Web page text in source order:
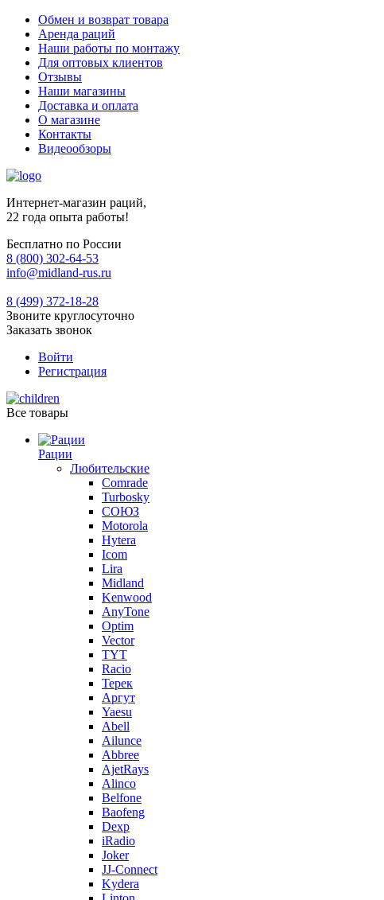
Обмен и возврат товара
Аренда раций
Наши работы по монтажу
Для оптовых клиентов
Отзывы
Наши магазины
Доставка и оплата
О магазине
Контакты
Видеообзоры
Интернет-магазин раций,
22 года опыта работы!
Бесплатно по России
8 (800) 302-64-53
info@midland-rus.ru
8 (499) 372-18-28
Звоните круглосуточно
Заказать звонок
Войти
Регистрация
Все товары
Рации
Любительские
Comrade
Turbosky
СОЮЗ
Motorola
Hytera
Icom
Lira
Midland
Kenwood
AnyTone
Optim
Vector
TYT
Racio
Терек
Аргут
Yaesu
Abell
Ailunce
Abbree
AjetRays
Alinco
Belfone
Baofeng
Dexp
iRadio
Joker
JJ-Connect
Kydera